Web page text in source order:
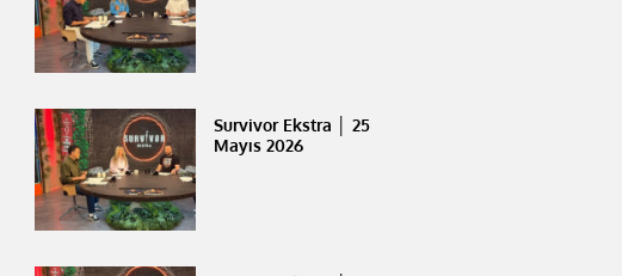
Survivor Ekstra │ 25
Mayıs 2026